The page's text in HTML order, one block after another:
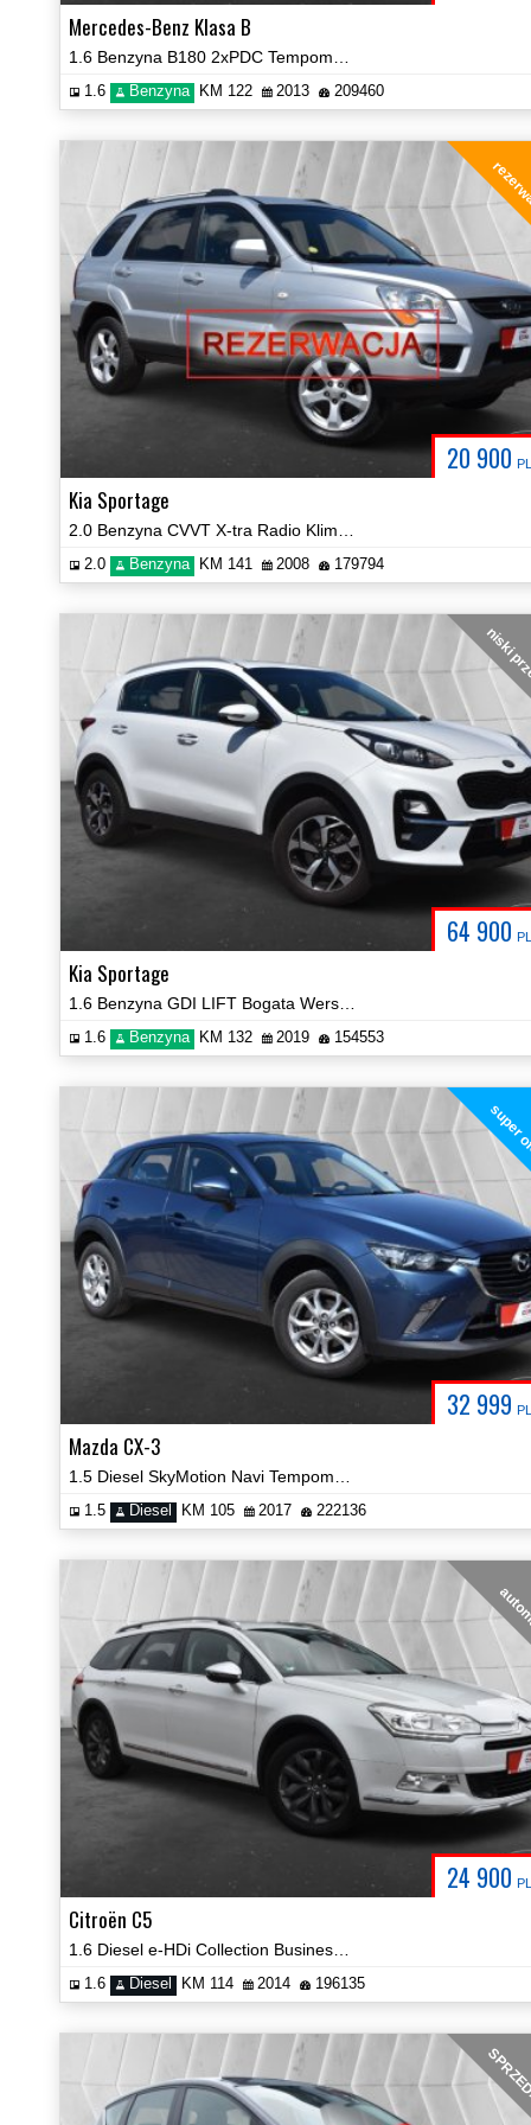
Mercedes-Benz Klasa B
1.6 Benzyna KM 122 2013 209460
20 900
Kia Sportage
2.0 Benzyna KM 141 2008 179794
64 900
niski
Kia Sportage
1.6 Benzyna KM 132 2019 154553
32 999
Mazda CX-3
1.5 Diesel KM 105 2017 222136
24 900
Citroën C5
1.6 Diesel KM 114 2014 196135